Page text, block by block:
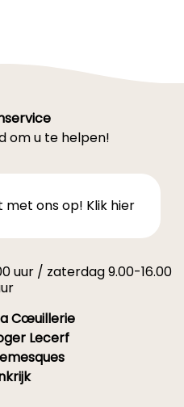
om u te helpen!
ons op! Klik hier
uur / zaterdag 9.00-16.00
Cœuillerie
Lecerf